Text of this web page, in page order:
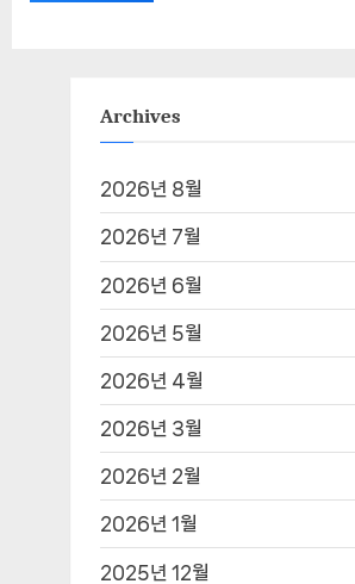
Archives
2026년 8월
2026년 7월
2026년 6월
2026년 5월
2026년 4월
2026년 3월
2026년 2월
2026년 1월
2025년 12월